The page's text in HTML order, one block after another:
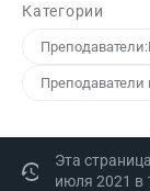
Категории
Преподаватели
Эта
июля 2021 в